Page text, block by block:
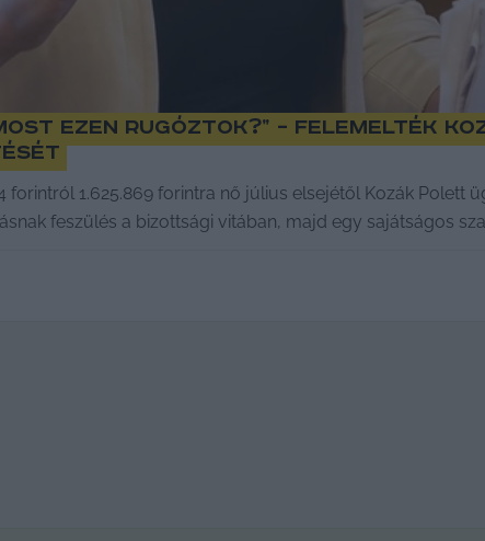
ezen rugóztok?” – felemelték
forintról 1.625.869 forintra nő július elsejétől Kozák Polett
feszülés a bizottsági vitában, majd egy sajátságos